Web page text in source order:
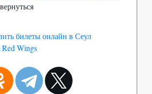
билеты онлайн в Сеул
Wings